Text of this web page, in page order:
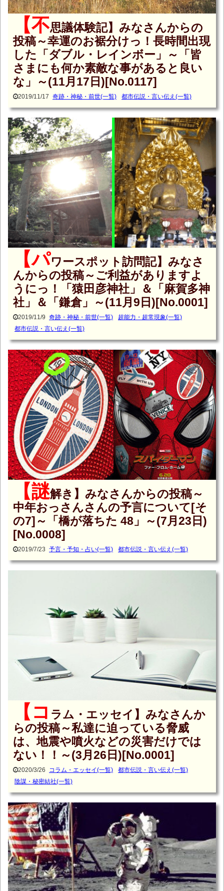
【不思議体験記】みなさんからの
投稿～幸運のお裾分けっ！長時間出現
した「ダブル・レインボー」～「皆
さまにも何か素敵な事があると良い
な」～(11月17日)[No.0117]
2019/11/17 奇跡・神秘・前世(一覧) 都市伝説・言い伝え(一覧)
【パワースポット訪問記】みなさ
んからの投稿～ご利益がありますよ
うにっ！「猿田彦神社」＆「麻賀多神
社」＆「鎌倉」～(11月9日)[No.0001]
2019/11/9 奇跡・神秘・前世(一覧)
超能力・超常現象(一覧)
都市伝説・言い伝え(一覧)
【謎解き】みなさんからの投稿～
中年おっさんさんの予言について[そ
の7]～「橋が落ちた 48」～(7月23日)
[No.0008]
2019/7/23 予言・予知・占い(一覧) 都市伝説・言い伝え(一覧)
【コ ラム・エッセイ】みなさんか
らの投稿～私達に迫っている脅威
は、地震や噴火などの災害だけでは
ない！！～(3月26日)[No.0001]
2020/3/26 コラム・エッセイ(一覧)
都市伝説・言い伝え(一覧)
陰謀・秘密結社(一覧)